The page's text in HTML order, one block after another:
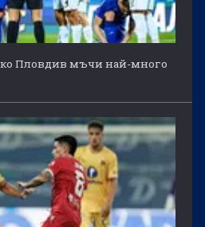
Пловдив мъчи най-много